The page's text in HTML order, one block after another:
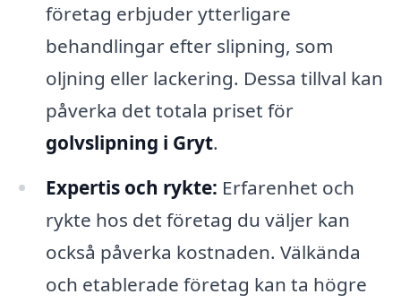
företag erbjuder ytterligare
behandlingar efter slipning, som
oljning eller lackering. Dessa tillval kan
påverka det totala priset för
golvslipning i Gryt.
Expertis och rykte: Erfarenhet och
rykte hos det företag du väljer kan
också påverka kostnaden. Välkända
och etablerade företag kan ta högre